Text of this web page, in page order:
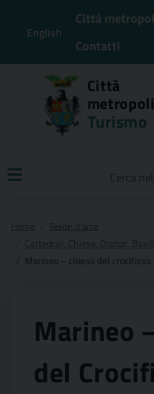
English
Città
Contatti
Città
Turismo
Marineo
del